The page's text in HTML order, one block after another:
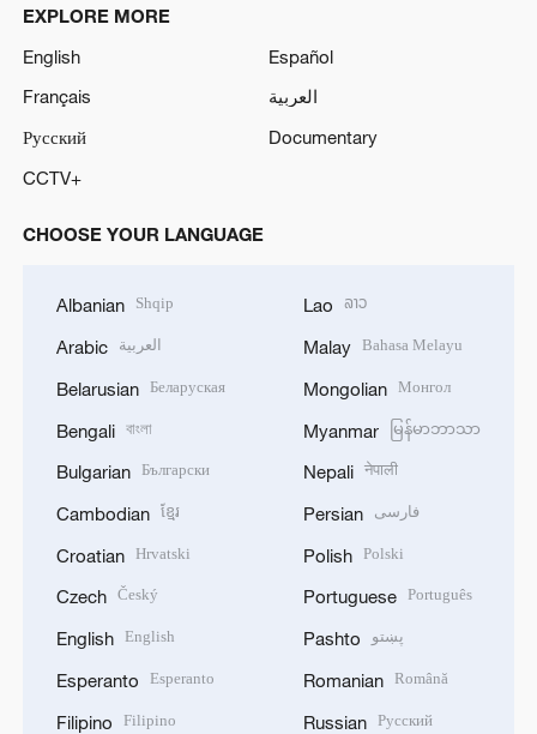
EXPLORE MORE
English
Español
Français
العربية
Русский
Documentary
CCTV+
CHOOSE YOUR LANGUAGE
Albanian Shqip
Arabic العربية
Belarusian Беларуская
Bengali বাংলা
Bulgarian Български
Cambodian ខ្មែរ
Croatian Hrvatski
Czech Český
English English
Esperanto Esperanto
Filipino Filipino
Lao ລາວ
Malay Bahasa Melayu
Mongolian Монгол
Myanmar မြန်မာဘာသာ
Nepali नेपाली
Persian فارسی
Polish Polski
Portuguese Português
Pashto پښتو
Romanian Română
Russian Русский